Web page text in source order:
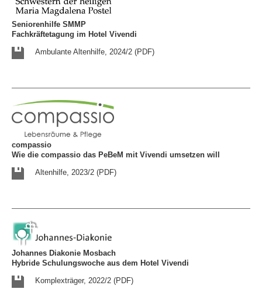
Seniorenhilfe SMMP
Fachkräftetagung im Hotel Vivendi
Ambulante Altenhilfe, 2024/2 (PDF)
compassio
Wie die compassio das PeBeM mit Vivendi umsetzen will
Altenhilfe, 2023/2 (PDF)
Johannes Diakonie Mosbach
Hybride Schulungswoche aus dem Hotel Vivendi
Komplexträger, 2022/2 (PDF)